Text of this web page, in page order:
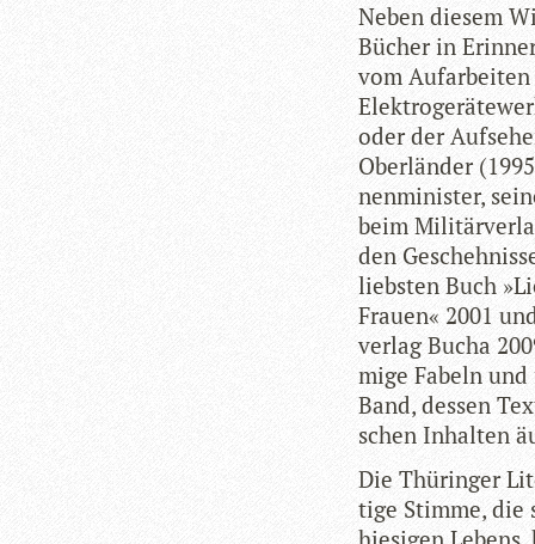
Neben die­sem
Bücher in
vom Auf­ar­bei­ten
oder der
Ober­län­der
nen­mi­nis­ter,
beim
den
liebs­ten Buch
Frauen« 2001
ver­lag Bucha
mige Fabeln
Band, des­sen
schen Inhal­ten
Die Thü­rin­ger
tige Stimme, die